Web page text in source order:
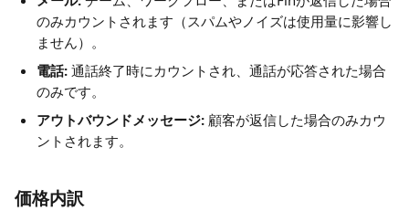
のみカウントされます（スパムやノイズは使用量に影響し
ません）。
電話: 通話終了時にカウントされ、通話が応答された場合
のみです。
アウトバウンドメッセージ: 顧客が返信した場合のみカウ
ントされます。
価格内訳